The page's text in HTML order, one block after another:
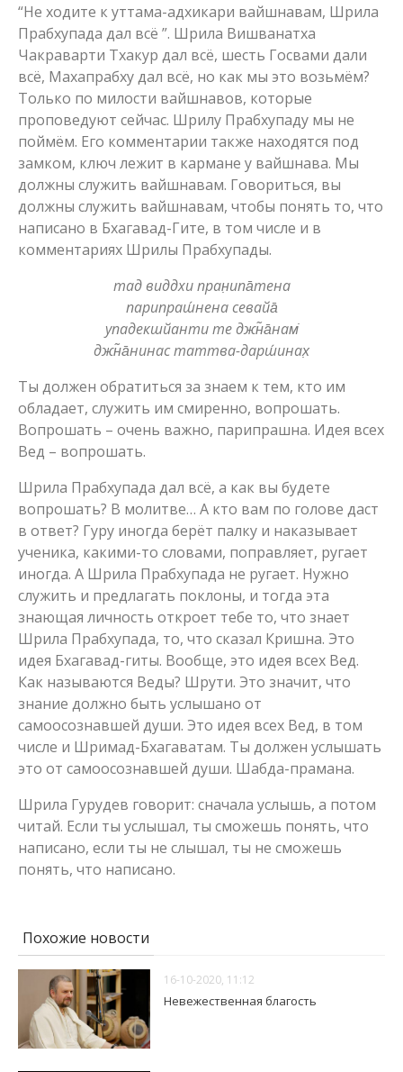
“Не ходите к уттама-адхикари вайшнавам, Шрила
Прабхупада дал всё ”. Шрила Вишванатха
Чакраварти Тхакур дал всё, шесть Госвами дали
всё, Махапрабху дал всё, но как мы это возьмём?
Только по милости вайшнавов, которые
проповедуют сейчас. Шрилу Прабхупаду мы не
поймём. Его комментарии также находятся под
замком, ключ лежит в кармане у вайшнава. Мы
должны служить вайшнавам. Говориться, вы
должны служить вайшнавам, чтобы понять то, что
написано в Бхагавад-Гите, в том числе и в
комментариях Шрилы Прабхупады.
тад виддхи пран̣ипа̄тена
парипраш́нена севайа̄
упадекшйанти те джн̃а̄нам̇
джн̃а̄нинас таттва-дарш́инах̣
Ты должен обратиться за знаем к тем, кто им
обладает, служить им смиренно, вопрошать.
Вопрошать – очень важно, парипрашна. Идея всех
Вед – вопрошать.
Шрила Прабхупада дал всё, а как вы будете
вопрошать? В молитве… А кто вам по голове даст
в ответ? Гуру иногда берёт палку и наказывает
ученика, какими-то словами, поправляет, ругает
иногда. А Шрила Прабхупада не ругает. Нужно
служить и предлагать поклоны, и тогда эта
знающая личность откроет тебе то, что знает
Шрила Прабхупада, то, что сказал Кришна. Это
идея Бхагавад-гиты. Вообще, это идея всех Вед.
Как называются Веды? Шрути. Это значит, что
знание должно быть услышано от
самоосознавшей души. Это идея всех Вед, в том
числе и Шримад-Бхагаватам. Ты должен услышать
это от самоосознавшей души. Шабда-прамана.
Шрила Гурудев говорит: сначала услышь, а потом
читай. Если ты услышал, ты сможешь понять, что
написано, если ты не слышал, ты не сможешь
понять, что написано.
Похожие новости
16-10-2020, 11:12
Невежественная благость